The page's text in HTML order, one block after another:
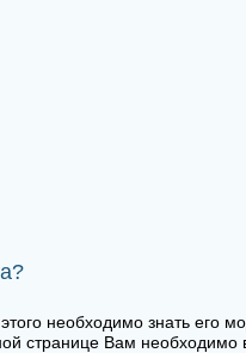
необходимо знать его
странице Вам необходимо